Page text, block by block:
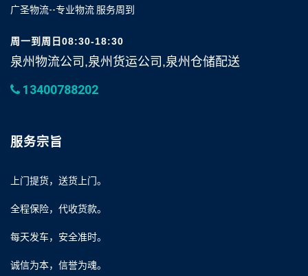
广圣物流--专业物流 服务周到
周一到周日08:30-18:30
泉州物流公司,泉州货运公司,泉州仓储配送
13400788202
服务宗旨
上门提货，送货上门。
全程保险，代收货款。
每天发车，安全准时。
诚信为本，信誉为魂。